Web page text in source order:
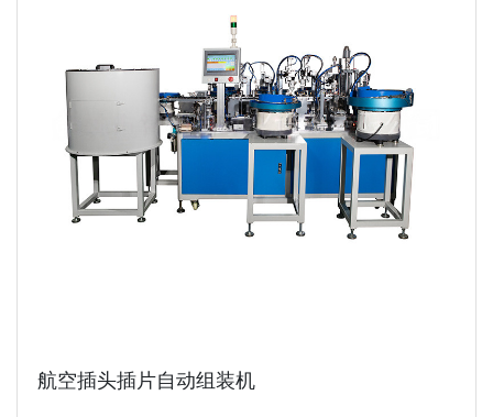
航空插头插片自动组装机